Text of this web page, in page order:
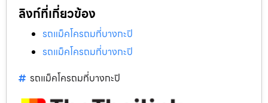
ลิงก์ที่เกี่ยวข้อง
รถแม็คโครถมที่บางกะปิ
รถแม็คโครถมที่บางกะปิ
รถแม็คโครถมที่บางกะปิ